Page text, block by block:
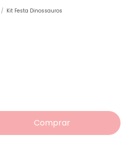
/ Kit Festa Dinossauros